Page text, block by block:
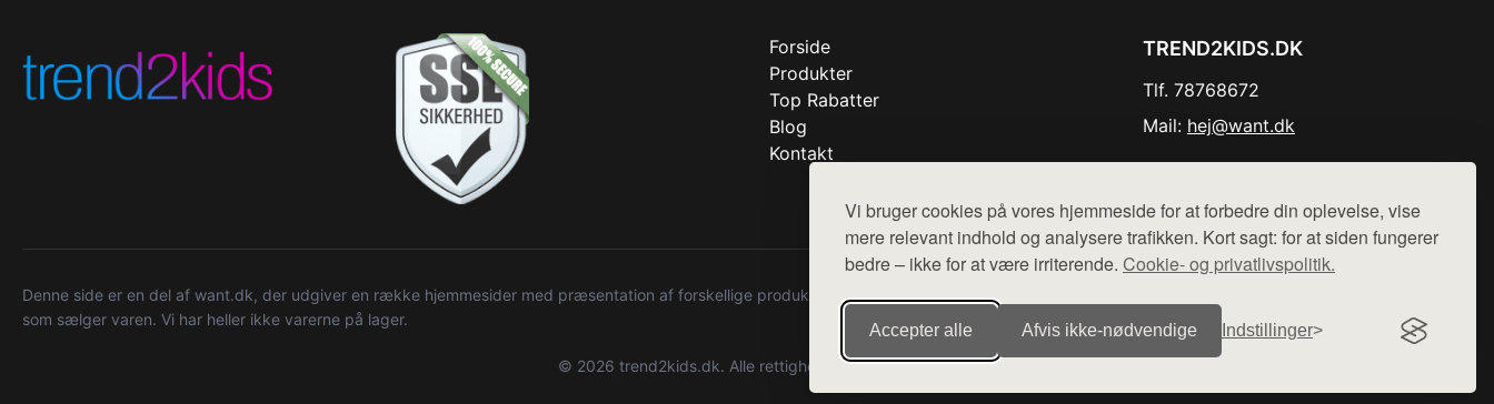
Vi bruger cookies på vores hjemmeside for at forbedre din oplevelse, vise
mere relevant indhold og analysere trafikken. Kort sagt: for at siden fungerer
bedre – ikke for at være irriterende. Cookie- og privatlivspolitik.
Accepter alle Afvis ikke‑nødvendige Indstillinger
Forside
Produkter
Top Rabatter
Blog
Kontakt
TREND2KIDS.DK
Tlf. 78768672
Mail: hej@want.dk
Denne side er en del af want.dk, der udgiver en række hjemmesider med præsentation af forskellige produkter fra diverse webshops. Der sælges ikke varer fra denne side - vi henviser til de shops,
som sælger varen. Vi har heller ikke varerne på lager.
© 2026 trend2kids.dk. Alle rettigheder forbeholdes.